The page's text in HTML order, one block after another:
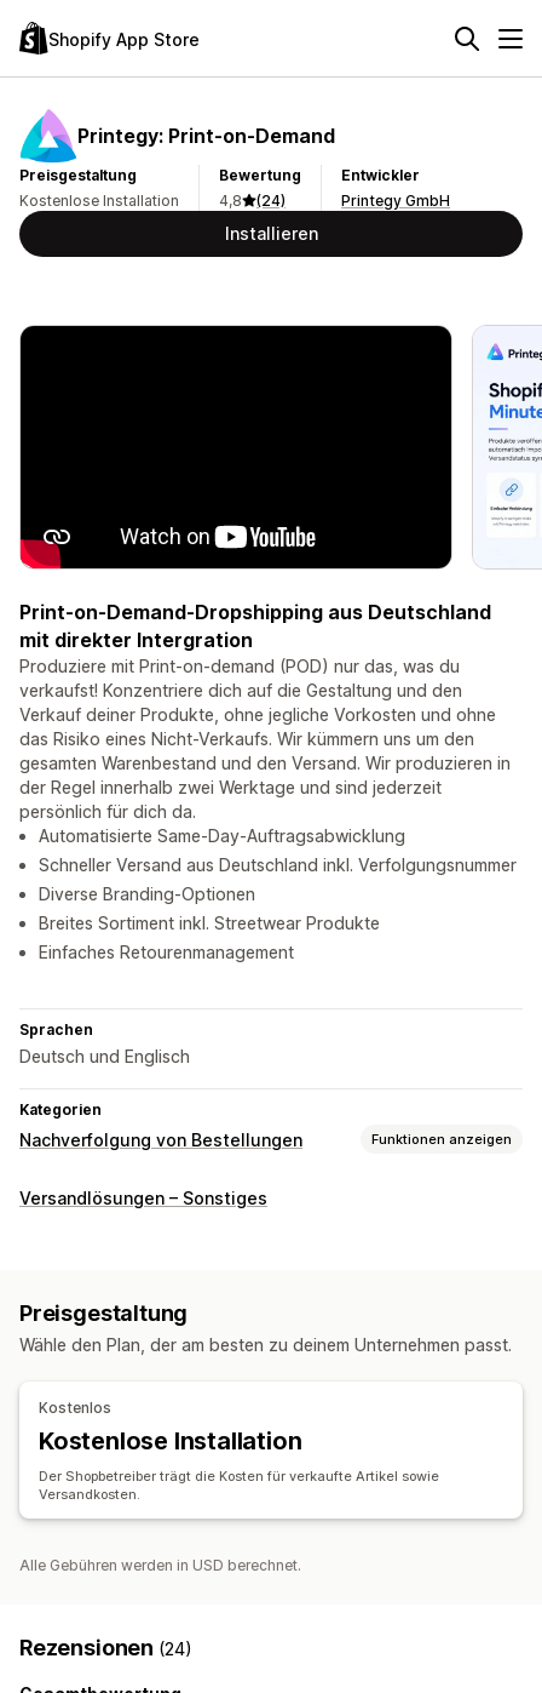
Shopify App Store
Printegy: Print‑on‑Demand
Preisgestaltung
Kostenlose Installation
Bewertung
4,8
(24)
Entwickler
Printegy GmbH
Installieren
Print-on-Demand-Dropshipping aus Deutschland
mit direkter Intergration
Produziere mit Print-on-demand (POD) nur das, was du
verkaufst! Konzentriere dich auf die Gestaltung und den
Verkauf deiner Produkte, ohne jegliche Vorkosten und ohne
das Risiko eines Nicht-Verkaufs. Wir kümmern uns um den
gesamten Warenbestand und den Versand. Wir produzieren in
der Regel innerhalb zwei Werktage und sind jederzeit
persönlich für dich da.
Automatisierte Same-Day-Auftragsabwicklung
Schneller Versand aus Deutschland inkl. Verfolgungsnummer
Diverse Branding-Optionen
Breites Sortiment inkl. Streetwear Produkte
Einfaches Retourenmanagement
Sprachen
Deutsch und Englisch
Kategorien
Nachverfolgung von Bestellungen Funktionen anzeigen
Tracking
E-Mail
Versandlösungen – Sonstiges
Preisgestaltung
Wähle den Plan, der am besten zu deinem Unternehmen passt.
Kostenlos
Kostenlose Installation
Der Shopbetreiber trägt die Kosten für verkaufte Artikel sowie
Versandkosten.
Alle Gebühren werden in USD berechnet.
Rezensionen (24)